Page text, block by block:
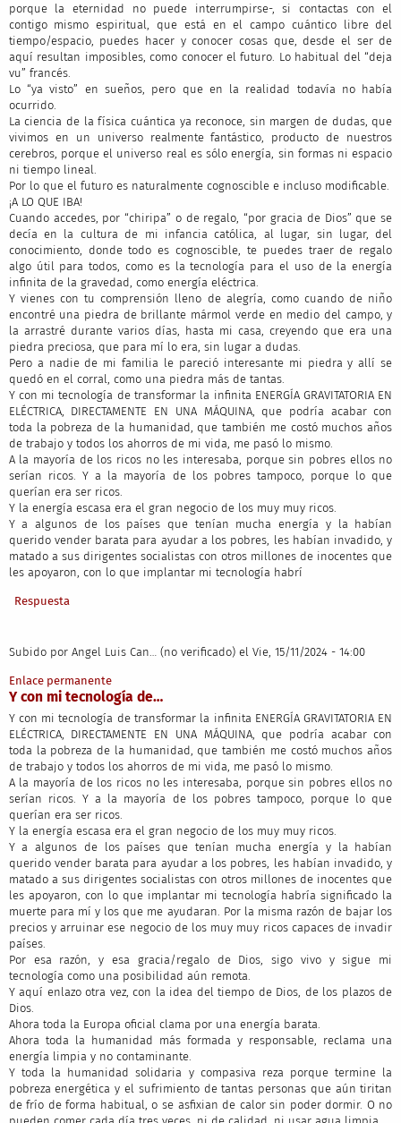
porque la eternidad no puede interrumpirse-, si contactas con el
contigo mismo espiritual, que está en el campo cuántico libre del
tiempo/espacio, puedes hacer y conocer cosas que, desde el ser de
aquí resultan imposibles, como conocer el futuro. Lo habitual del “deja
vu” francés.
Lo “ya visto” en sueños, pero que en la realidad todavía no había
ocurrido.
La ciencia de la física cuántica ya reconoce, sin margen de dudas, que
vivimos en un universo realmente fantástico, producto de nuestros
cerebros, porque el universo real es sólo energía, sin formas ni espacio
ni tiempo lineal.
Por lo que el futuro es naturalmente cognoscible e incluso modificable.
¡A LO QUE IBA!
Cuando accedes, por “chiripa” o de regalo, “por gracia de Dios” que se
decía en la cultura de mi infancia católica, al lugar, sin lugar, del
conocimiento, donde todo es cognoscible, te puedes traer de regalo
algo útil para todos, como es la tecnología para el uso de la energía
infinita de la gravedad, como energía eléctrica.
Y vienes con tu comprensión lleno de alegría, como cuando de niño
encontré una piedra de brillante mármol verde en medio del campo, y
la arrastré durante varios días, hasta mi casa, creyendo que era una
piedra preciosa, que para mí lo era, sin lugar a dudas.
Pero a nadie de mi familia le pareció interesante mi piedra y allí se
quedó en el corral, como una piedra más de tantas.
Y con mi tecnología de transformar la infinita ENERGÍA GRAVITATORIA EN
ELÉCTRICA, DIRECTAMENTE EN UNA MÁQUINA, que podría acabar con
toda la pobreza de la humanidad, que también me costó muchos años
de trabajo y todos los ahorros de mi vida, me pasó lo mismo.
A la mayoría de los ricos no les interesaba, porque sin pobres ellos no
serían ricos. Y a la mayoría de los pobres tampoco, porque lo que
querían era ser ricos.
Y la energía escasa era el gran negocio de los muy muy ricos.
Y a algunos de los países que tenían mucha energía y la habían
querido vender barata para ayudar a los pobres, les habían invadido, y
matado a sus dirigentes socialistas con otros millones de inocentes que
les apoyaron, con lo que implantar mi tecnología habrí
Respuesta
Subido por Angel Luis Can… (no verificado) el Vie, 15/11/2024 - 14:00
Enlace permanente
Y con mi tecnología de…
Y con mi tecnología de transformar la infinita ENERGÍA GRAVITATORIA EN
ELÉCTRICA, DIRECTAMENTE EN UNA MÁQUINA, que podría acabar con
toda la pobreza de la humanidad, que también me costó muchos años
de trabajo y todos los ahorros de mi vida, me pasó lo mismo.
A la mayoría de los ricos no les interesaba, porque sin pobres ellos no
serían ricos. Y a la mayoría de los pobres tampoco, porque lo que
querían era ser ricos.
Y la energía escasa era el gran negocio de los muy muy ricos.
Y a algunos de los países que tenían mucha energía y la habían
querido vender barata para ayudar a los pobres, les habían invadido, y
matado a sus dirigentes socialistas con otros millones de inocentes que
les apoyaron, con lo que implantar mi tecnología habría significado la
muerte para mí y los que me ayudaran. Por la misma razón de bajar los
precios y arruinar ese negocio de los muy muy ricos capaces de invadir
países.
Por esa razón, y esa gracia/regalo de Dios, sigo vivo y sigue mi
tecnología como una posibilidad aún remota.
Y aquí enlazo otra vez, con la idea del tiempo de Dios, de los plazos de
Dios.
Ahora toda la Europa oficial clama por una energía barata.
Ahora toda la humanidad más formada y responsable, reclama una
energía limpia y no contaminante.
Y toda la humanidad solidaria y compasiva reza porque termine la
pobreza energética y el sufrimiento de tantas personas que aún tiritan
de frío de forma habitual, o se asfixian de calor sin poder dormir. O no